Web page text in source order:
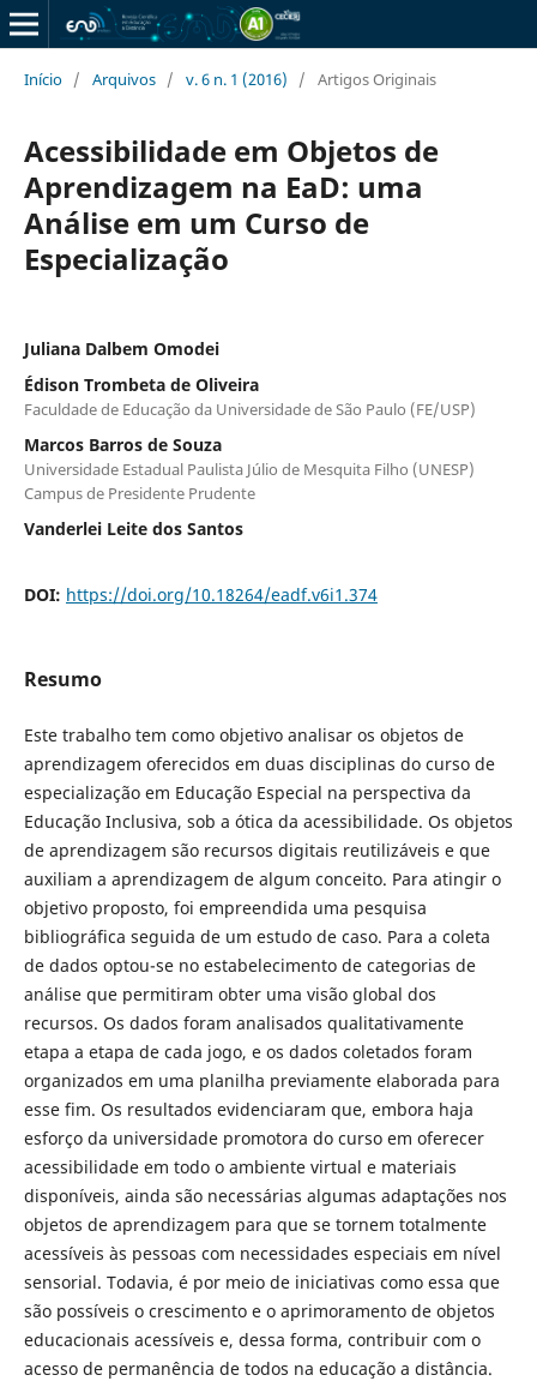
Início / Arquivos / v. 6 n. 1 (2016) / Artigos Originais
Acessibilidade em Objetos de
Aprendizagem na EaD: uma
Análise em um Curso de
Especialização
Juliana Dalbem Omodei
Édison Trombeta de Oliveira
Faculdade de Educação da Universidade de São Paulo (FE/USP)
Marcos Barros de Souza
Universidade Estadual Paulista Júlio de Mesquita Filho (UNESP)
Campus de Presidente Prudente
Vanderlei Leite dos Santos
DOI: https://doi.org/10.18264/eadf.v6i1.374
Resumo
Este trabalho tem como objetivo analisar os objetos de
aprendizagem oferecidos em duas disciplinas do curso de
especialização em Educação Especial na perspectiva da
Educação Inclusiva, sob a ótica da acessibilidade. Os objetos
de aprendizagem são recursos digitais reutilizáveis e que
auxiliam a aprendizagem de algum conceito. Para atingir o
objetivo proposto, foi empreendida uma pesquisa
bibliográfica seguida de um estudo de caso. Para a coleta
de dados optou-se no estabelecimento de categorias de
análise que permitiram obter uma visão global dos
recursos. Os dados foram analisados qualitativamente
etapa a etapa de cada jogo, e os dados coletados foram
organizados em uma planilha previamente elaborada para
esse fim. Os resultados evidenciaram que, embora haja
esforço da universidade promotora do curso em oferecer
acessibilidade em todo o ambiente virtual e materiais
disponíveis, ainda são necessárias algumas adaptações nos
objetos de aprendizagem para que se tornem totalmente
acessíveis às pessoas com necessidades especiais em nível
sensorial. Todavia, é por meio de iniciativas como essa que
são possíveis o crescimento e o aprimoramento de objetos
educacionais acessíveis e, dessa forma, contribuir com o
acesso de permanência de todos na educação a distância.